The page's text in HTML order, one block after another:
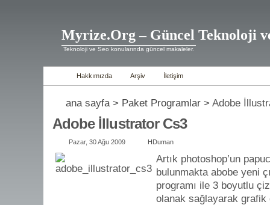
Myrize.Org – Güncel Teknoloji
Teknoloji ve Seo konularında güncel makaleler.
Hakkımızda Arşiv İletişim
ana sayfa> Paket Programlar > Adobe
Adobe İllustrator Cs3
Pazar, 30 Ağu 2009 HDuman
Artık photoshop’un
bulunmakta abobe yeni
programı ile 3 boyutlu
olanak sağlayarak grafik